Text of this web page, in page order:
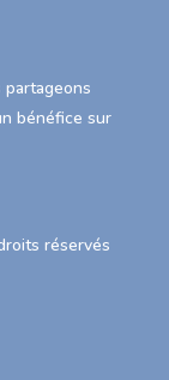
bénéfice sur
réservés